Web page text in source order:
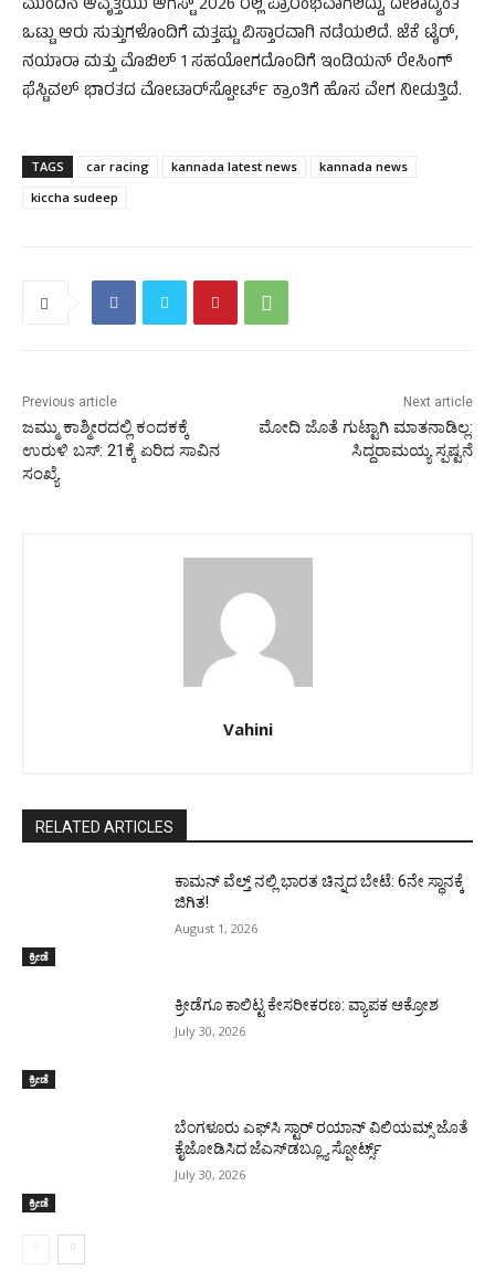
ಮುಂದಿನ ಆವೃತ್ತಿಯು ಆಗಸ್ಟ್ 2026 ರಲ್ಲಿ ಪ್ರಾರಂಭವಾಗಲಿದ್ದು, ದೇಶಾದ್ಯಂತ
ಒಟ್ಟು ಆರು ಸುತ್ತುಗಳೊಂದಿಗೆ ಮತ್ತಷ್ಟು ವಿಸ್ತಾರವಾಗಿ ನಡೆಯಲಿದೆ. ಜೆಕೆ ಟೈರ್,
ನಯಾರಾ ಮತ್ತು ಮೊಬಿಲ್ 1 ಸಹಯೋಗದೊಂದಿಗೆ ಇಂಡಿಯನ್ ರೇಸಿಂಗ್
ಫೆಸ್ಟಿವಲ್ ಭಾರತದ ಮೋಟಾರ್‌ಸ್ಪೋರ್ಟ್ ಕ್ರಾಂತಿಗೆ ಹೊಸ ವೇಗ ನೀಡುತ್ತಿದೆ.
TAGS car racing kannada latest news
kannada news
kiccha sudeep
Previous article
ಜಮ್ಮು ಕಾಶ್ಮೀರದಲ್ಲಿ ಕಂದಕಕ್ಕೆ
ಉರುಳಿ ಬಸ್: 21ಕ್ಕೆ ಏರಿದ ಸಾವಿನ
ಸಂಖ್ಯೆ
Next article
ಮೋದಿ ಜೊತೆ ಗುಟ್ಟಾಗಿ ಮಾತನಾಡಿಲ್ಲ:
ಸಿದ್ದರಾಮಯ್ಯ ಸ್ಪಷ್ಟನೆ
Vahini
RELATED ARTICLES
ಕ್ರೀಡೆ
ಕಾಮನ್ ವೆಲ್ತ್ ನಲ್ಲಿ ಭಾರತ ಚಿನ್ನದ ಬೇಟೆ: 6ನೇ ಸ್ಥಾನಕ್ಕೆ
ಜಿಗಿತ!
August 1, 2026
ಕ್ರೀಡೆ
ಕ್ರೀಡೆಗೂ ಕಾಲಿಟ್ಟ ಕೇಸರೀಕರಣ: ವ್ಯಾಪಕ ಆಕ್ರೋಶ
July 30, 2026
ಕ್ರೀಡೆ
ಬೆಂಗಳೂರು ಎಫ್‌ಸಿ ಸ್ಟಾರ್ ರಯಾನ್ ವಿಲಿಯಮ್ಸ್ ಜೊತೆ
ಕೈಜೋಡಿಸಿದ ಜೆಎಸ್‌ಡಬ್ಲ್ಯೂ ಸ್ಪೋರ್ಟ್ಸ್
July 30, 2026